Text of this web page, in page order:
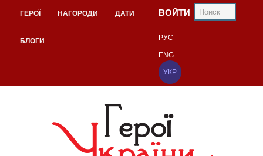
ГЕРОЇ НАГОРОДИ ДАТИ
БЛОГИ
ВОЙТИ
РУС
ENG
УКР